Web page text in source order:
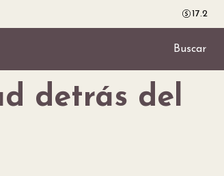
17.2
Buscar
detrás del